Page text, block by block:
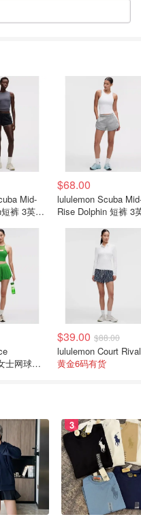
Mid-
裤 3英寸
$68.00
lululemon Scuba
Rise Dolphin 短裤 3
士网球短
$39.00 $88.00
黄金6码有货
3